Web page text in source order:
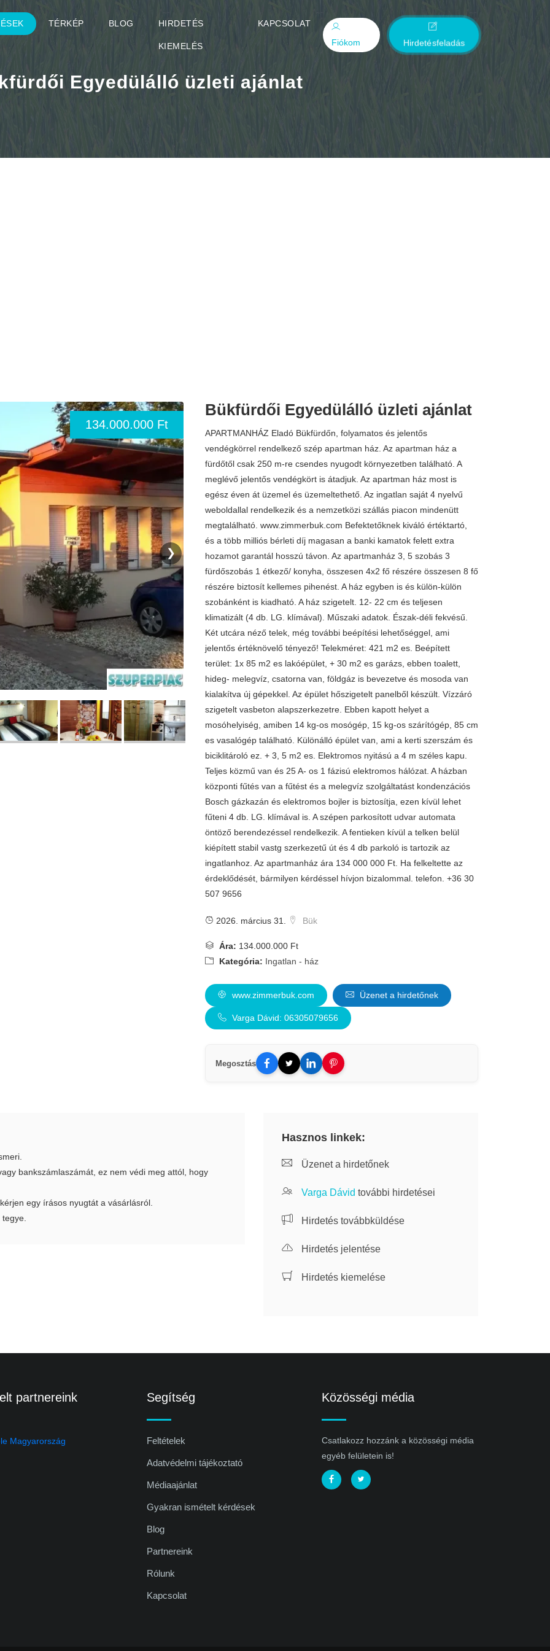
TÉRKÉP BLOG HIRDETÉS
KIEMELÉS
KAPCSOLAT
Fiókom
Hirdetésfeladás
Egyedülálló üzleti ajánlat
134.000.000 Ft
❯
Bükfürdői Egyedülálló üzleti ajánlat
APARTMANHÁZ Eladó Bükfürdőn, folyamatos és jelentős
vendégkörrel rendelkező szép apartman ház. Az apartman ház a
fürdőtől csak 250 m-re csendes nyugodt környezetben található. A
meglévő jelentős vendégkört is átadjuk. Az apartman ház most is
egész éven át üzemel és üzemeltethető. Az ingatlan saját 4 nyelvű
weboldallal rendelkezik és a nemzetközi szállás piacon mindenütt
megtalálható. www.zimmerbuk.com Befektetőknek kiváló értéktartó,
és a több milliós bérleti díj magasan a banki kamatok felett extra
hozamot garantál hosszú távon. Az apartmanház 3, 5 szobás 3
fürdőszobás 1 étkező/ konyha, összesen 4x2 fő részére összesen 8 fő
részére biztosít kellemes pihenést. A ház egyben is és külön-külön
szobánként is kiadható. A ház szigetelt. 12- 22 cm és teljesen
klimatizált (4 db. LG. klímával). Műszaki adatok. Észak-déli fekvésű.
Két utcára néző telek, még további beépítési lehetőséggel, ami
jelentős értéknövelő tényező! Telekméret: 421 m2 es. Beépített
terület: 1x 85 m2 es lakóépület, + 30 m2 es garázs, ebben toalett,
hideg- melegvíz, csatorna van, földgáz is bevezetve és mosoda van
kialakítva új gépekkel. Az épület hőszigetelt panelből készült. Vízzáró
szigetelt vasbeton alapszerkezetre. Ebben kapott helyet a
mosóhelyiség, amiben 14 kg-os mosógép, 15 kg-os szárítógép, 85 cm
es vasalógép található. Különálló épület van, ami a kerti szerszám és
biciklitároló ez. + 3, 5 m2 es. Elektromos nyitású a 4 m széles kapu.
Teljes közmű van és 25 A- os 1 fázisú elektromos hálózat. A házban
központi fűtés van a fűtést és a melegvíz szolgáltatást kondenzációs
Bosch gázkazán és elektromos bojler is biztosítja, ezen kívül lehet
fűteni 4 db. LG. klímával is. A szépen parkosított udvar automata
öntöző berendezéssel rendelkezik. A fentieken kívül a telken belül
kiépített stabil vastg szerkezetű út és 4 db parkoló is tartozik az
ingatlanhoz. Az apartmanház ára 134 000 000 Ft. Ha felkeltette az
érdeklődését, bármilyen kérdéssel hívjon bizalommal. telefon. +36 30
507 9656
2026. március 31. Bük
Ára: 134.000.000 Ft
Kategória: Ingatlan - ház
www.zimmerbuk.com Üzenet a hirdetőnek
Varga Dávid: 06305079656
Megosztás
bankszámlaszámát, ez nem védi meg attól, hogy
egy írásos nyugtát a vásárlásról.
Hasznos linkek:
Üzenet a hirdetőnek
Varga Dávid további hirdetései
Hirdetés továbbküldése
Hirdetés jelentése
Hirdetés kiemelése
partnereink Segítség
Feltételek
Adatvédelmi tájékoztató
Médiaajánlat
Gyakran ismételt kérdések
Blog
Partnereink
Rólunk
Kapcsolat
Közösségi média
Csatlakozz hozzánk a közösségi média
egyéb felületein is!